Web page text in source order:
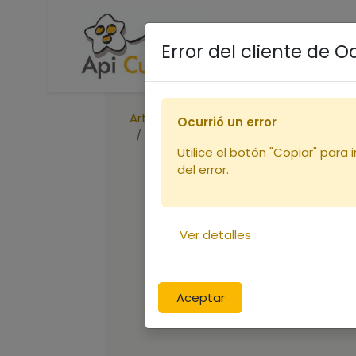
Accueil Boutique
Articles
Error del cliente de
Aceptar
Ocurrió un error
Utilice el botón "Copiar" para
del error.
Ver detalles